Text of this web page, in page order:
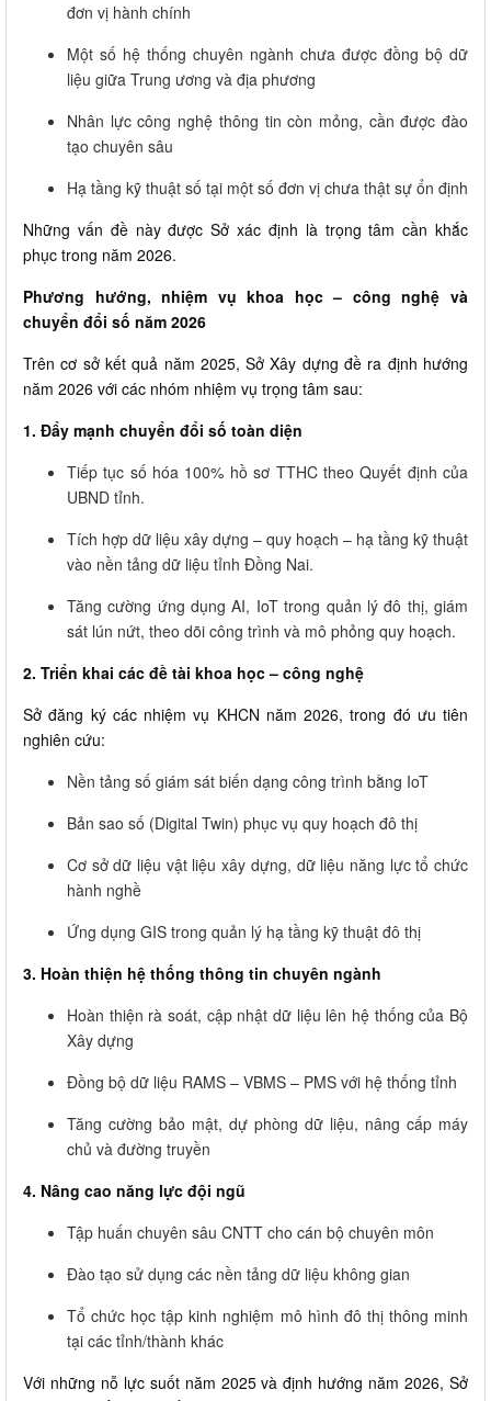
đơn vị hành chính
Một số hệ thống chuyên ngành chưa được đồng bộ dữ
liệu giữa Trung ương và địa phương
Nhân lực công nghệ thông tin còn mỏng, cần được đào
tạo chuyên sâu
Hạ tầng kỹ thuật số tại một số đơn vị chưa thật sự ổn định
Những vấn đề này được Sở xác định là trọng tâm cần khắc
phục trong năm 2026.
Phương hướng, nhiệm vụ khoa học – công nghệ và
chuyển đổi số năm 2026
Trên cơ sở kết quả năm 2025, Sở Xây dựng đề ra định hướng
năm 2026 với các nhóm nhiệm vụ trọng tâm sau:
1. Đẩy mạnh chuyển đổi số toàn diện
Tiếp tục số hóa 100% hồ sơ TTHC theo Quyết định của
UBND tỉnh.
Tích hợp dữ liệu xây dựng – quy hoạch – hạ tầng kỹ thuật
vào nền tảng dữ liệu tỉnh Đồng Nai.
Tăng cường ứng dụng AI, IoT trong quản lý đô thị, giám
sát lún nứt, theo dõi công trình và mô phỏng quy hoạch.
2. Triển khai các đề tài khoa học – công nghệ
Sở đăng ký các nhiệm vụ KHCN năm 2026, trong đó ưu tiên
nghiên cứu:
Nền tảng số giám sát biến dạng công trình bằng IoT
Bản sao số (Digital Twin) phục vụ quy hoạch đô thị
Cơ sở dữ liệu vật liệu xây dựng, dữ liệu năng lực tổ chức
hành nghề
Ứng dụng GIS trong quản lý hạ tầng kỹ thuật đô thị
3. Hoàn thiện hệ thống thông tin chuyên ngành
Hoàn thiện rà soát, cập nhật dữ liệu lên hệ thống của Bộ
Xây dựng
Đồng bộ dữ liệu RAMS – VBMS – PMS với hệ thống tỉnh
Tăng cường bảo mật, dự phòng dữ liệu, nâng cấp máy
chủ và đường truyền
4. Nâng cao năng lực đội ngũ
Tập huấn chuyên sâu CNTT cho cán bộ chuyên môn
Đào tạo sử dụng các nền tảng dữ liệu không gian
Tổ chức học tập kinh nghiệm mô hình đô thị thông minh
tại các tỉnh/thành khác
Với những nỗ lực suốt năm 2025 và định hướng năm 2026, Sở